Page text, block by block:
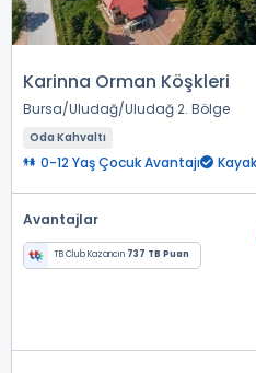
Karinna Orman Köşkleri
Bursa Uludağ Uludağ 2. Bölge
Oda Kahvaltı
0-12 Yaş Çocuk Avantajı
Avantajlar
TB Club Kazancın 737 TB Puan